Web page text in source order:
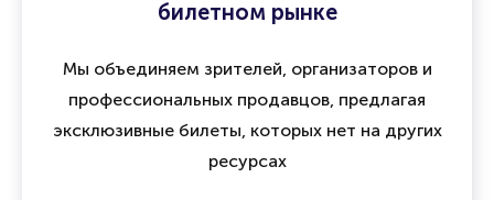
билетном рынке
Мы объединяем зрителей, организаторов и
профессиональных продавцов, предлагая
эксклюзивные билеты, которых нет на других
ресурсах